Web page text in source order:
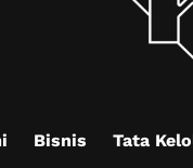
Bisnis Tata